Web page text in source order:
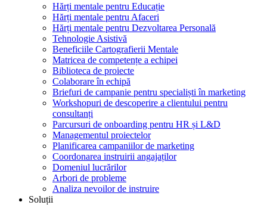
Hărți mentale pentru Educație
Hărți mentale pentru Afaceri
Hărți mentale pentru Dezvoltarea Personală
Tehnologie Asistivă
Beneficiile Cartografierii Mentale
Matricea de competențe a echipei
Biblioteca de proiecte
Colaborare în echipă
Briefuri de campanie pentru specialiști în marketing
Workshopuri de descoperire a clientului pentru
consultanți
Parcursuri de onboarding pentru HR și L&D
Managementul proiectelor
Planificarea campaniilor de marketing
Coordonarea instruirii angajaților
Domeniul lucrărilor
Arbori de probleme
Analiza nevoilor de instruire
Soluții